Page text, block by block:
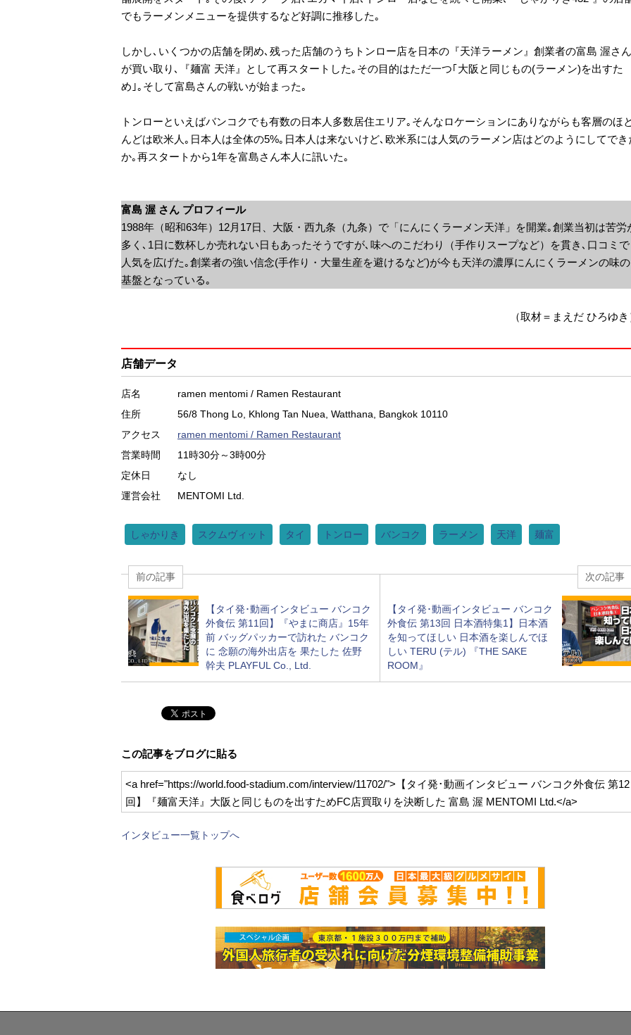
でもラーメンメニューを提供するなど好調に推移した｡
しかし､いくつかの店舗を閉め､残った店舗のうちトンロー店を日本の『天洋ラーメン』創業者の富島 渥さん
が買い取り､『麺富 天洋』として再スタートした｡その目的はただ一つ｢大阪と同じもの(ラーメン)を出すた
め｣｡そして富島さんの戦いが始まった｡
トンローといえばバンコクでも有数の日本人多数居住エリア｡そんなロケーションにありながらも客層のほと
んどは欧米人｡日本人は全体の5%｡日本人は来ないけど､欧米系には人気のラーメン店はどのようにしてでき
か｡再スタートから1年を富島さん本人に訊いた｡
富島 渥 さん プロフィール
1988年（昭和63年）12月17日、大阪・西九条（九条）で「にんにくラーメン天洋」を開業｡創業当初は苦労
多く､1日に数杯しか売れない日もあったそうですが､味へのこだわり（手作りスープなど）を貫き､口コミで
人気を広げた｡創業者の強い信念(手作り・大量生産を避けるなど)が今も天洋の濃厚にんにくラーメンの味の
基盤となっている｡
（取材＝まえだ ひろゆき
店舗データ
店名
ramen mentomi / Ramen Restaurant
住所
56/8 Thong Lo, Khlong Tan Nuea, Watthana, Bangkok 10110
アクセス
ramen mentomi / Ramen Restaurant
営業時間
11時30分～3時00分
定休日
なし
運営会社
MENTOMI Ltd.
しゃかりき スクムヴィット タイ トンロー バンコク ラーメン 天洋 麺富
前の記事
【タイ発･動画インタビュー バンコク
外食伝 第11回】『やまに商店』15年
前 バッグパッカーで訪れた バンコク
に 念願の海外出店を 果たした 佐野
幹夫 PLAYFUL Co., Ltd.
次の記事
【タイ発･動画インタビュー バンコク
外食伝 第13回 日本酒特集1】日本酒
を知ってほしい 日本酒を楽しんでほ
しい TERU (テル) 『THE SAKE
ROOM』
この記事をブログに貼る
<a href="https://world.food-stadium.com/interview/11702/">【タイ発･動画インタビュー バンコク外食伝 第12
回】『麺富天洋』大阪と同じものを出すためFC店買取りを決断した 富島 渥 MENTOMI Ltd.</a>
インタビュー一覧トップへ